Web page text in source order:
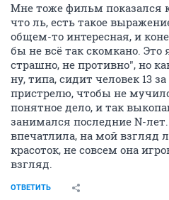
Мне тоже фильм
что ль, есть такое
общем-то интересная, и
бы не всё так скомкано. Это
страшно, не противно", но
ну, типа, сидит человек 13
пристрелю, чтобы не
понятное дело, и так
занимался последние N-
впечатлила, на мой взгляд
красоток, не совсем она
взгляд.
ОТВЕТИТЬ